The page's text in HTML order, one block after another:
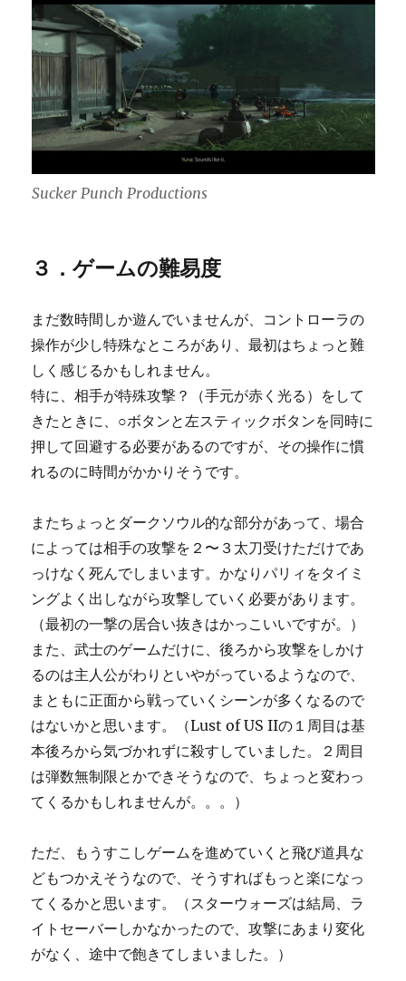
Sucker Punch Productions
３．ゲームの難易度
まだ数時間しか遊んでいませんが、コントローラの
操作が少し特殊なところがあり、最初はちょっと難
しく感じるかもしれません。
特に、相手が特殊攻撃？（手元が赤く光る）をして
きたときに、○ボタンと左スティックボタンを同時に
押して回避する必要があるのですが、その操作に慣
れるのに時間がかかりそうです。
またちょっとダークソウル的な部分があって、場合
によっては相手の攻撃を２〜３太刀受けただけであ
っけなく死んでしまいます。かなりパリィをタイミ
ングよく出しながら攻撃していく必要があります。
（最初の一撃の居合い抜きはかっこいいですが。）
また、武士のゲームだけに、後ろから攻撃をしかけ
るのは主人公がわりといやがっているようなので、
まともに正面から戦っていくシーンが多くなるので
はないかと思います。（Lust of US IIの１周目は基
本後ろから気づかれずに殺すしていました。２周目
は弾数無制限とかできそうなので、ちょっと変わっ
てくるかもしれませんが。。。）
ただ、もうすこしゲームを進めていくと飛び道具な
どもつかえそうなので、そうすればもっと楽になっ
てくるかと思います。（スターウォーズは結局、ラ
イトセーバーしかなかったので、攻撃にあまり変化
がなく、途中で飽きてしまいました。）